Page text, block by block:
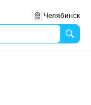
Челябинск